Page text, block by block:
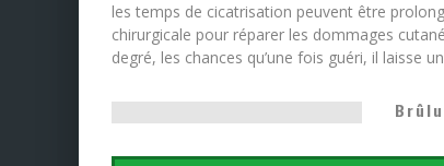
les temps de cicatrisation peuvent être
chirurgicale pour réparer les dommages
degré, les chances qu’une fois guéri, il laisse